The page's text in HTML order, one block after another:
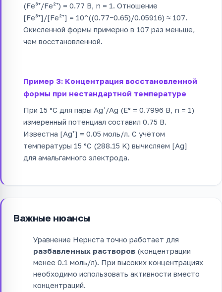
(Fe³⁺/Fe²⁺) = 0.77 В, n = 1. Отношение
[Fe³⁺]/[Fe²⁺] = 10^((0.77−0.65)/0.05916) ≈ 107.
Окисленной формы примерно в 107 раз меньше,
чем восстановленной.
Пример 3: Концентрация восстановленной
формы при нестандартной температуре
При 15 °C для пары Ag⁺/Ag (E° = 0.7996 В, n = 1)
измеренный потенциал составил 0.75 В.
Известна [Ag⁺] = 0.05 моль/л. С учётом
температуры 15 °C (288.15 K) вычисляем [Ag]
для амальгамного электрода.
Важные нюансы
Уравнение Нернста точно работает для
разбавленных растворов (концентрации
менее 0.1 моль/л). При высоких концентрациях
необходимо использовать активности вместо
концентраций.